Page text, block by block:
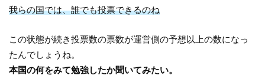
我らの国では、誰でも投票できるのね
この状態が続き投票数の票数が運営側の予想以上の数になっ
たんでしょうね。
本国の何をみて勉強したか聞いてみたい。